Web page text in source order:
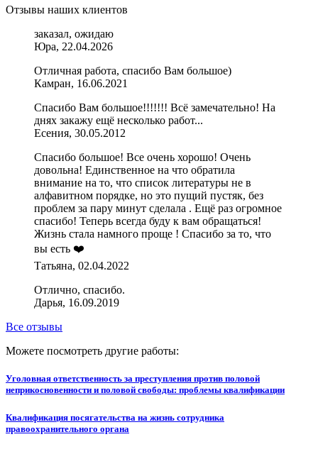
Отзывы наших клиентов
заказал, ожидаю
Юра, 22.04.2026
Отличная работа, спасибо Вам большое)
Камран, 16.06.2021
Спасибо Вам большое!!!!!!! Всё замечательно! На
днях закажу ещё несколько работ...
Есения, 30.05.2012
Спасибо большое! Все очень хорошо! Очень
довольна! Единственное на что обратила
внимание на то, что список литературы не в
алфавитном порядке, но это пущий пустяк, без
проблем за пару минут сделала . Ещё раз огромное
спасибо! Теперь всегда буду к вам обращаться!
Жизнь стала намного проще ! Спасибо за то, что
вы есть ❤️
Татьяна, 02.04.2022
Отлично, спасибо.
Дарья, 16.09.2019
Все отзывы
Можете посмотреть другие работы:
Уголовная ответственность за преступления против половой
неприкосновенности и половой свободы: проблемы квалификации
Квалификация посягательства на жизнь сотрудника
правоохранительного органа